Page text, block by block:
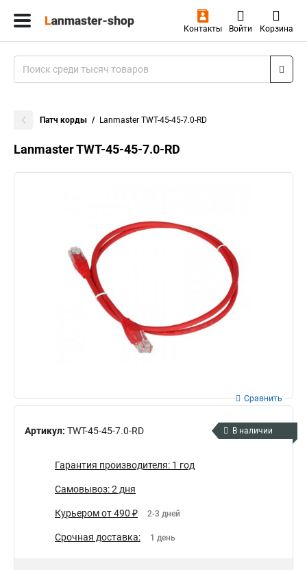
Контакты Войти Корзина
Патч корды Lanmaster TWT-45-45-7.0-RD
Lanmaster TWT-45-45-7.0-RD
Артикул: TWT-45-45-7.0-RD
Сравнить
В наличии
Гарантия производителя: 1 год
Самовывоз: 2 дня
Курьером от 490 ₽ 2-3 дней
Срочная доставка: 1 день